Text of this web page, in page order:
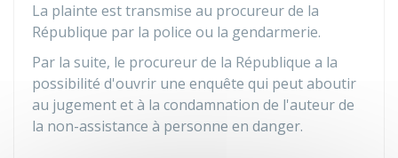
La plainte est transmise au procureur de la
République par la police ou la gendarmerie.
Par la suite, le procureur de la République a la
possibilité d'ouvrir une enquête qui peut aboutir
au jugement et à la condamnation de l'auteur de
la non-assistance à personne en danger.